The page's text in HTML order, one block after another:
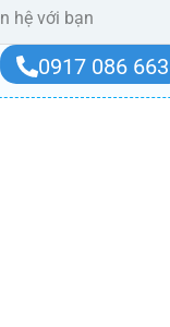
0917 086 663